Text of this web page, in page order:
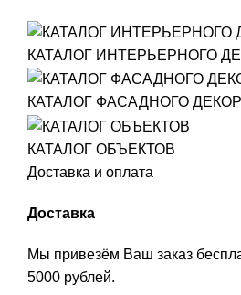
КАТАЛОГ ИНТЕРЬЕРНОГО
КАТАЛОГ ФАСАДНОГО
КАТАЛОГ ОБЪЕКТОВ
Доставка и оплата
Доставка
Мы привезём Ваш заказ
5000 рублей.